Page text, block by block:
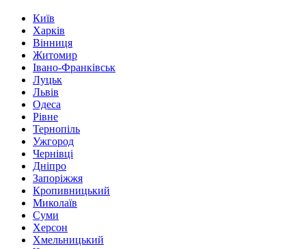
Київ
Харків
Вінниця
Житомир
Івано-Франківськ
Луцьк
Львів
Одеса
Рівне
Тернопіль
Ужгород
Чернівці
Дніпро
Запоріжжя
Кропивницький
Миколаїв
Суми
Херсон
Хмельницький